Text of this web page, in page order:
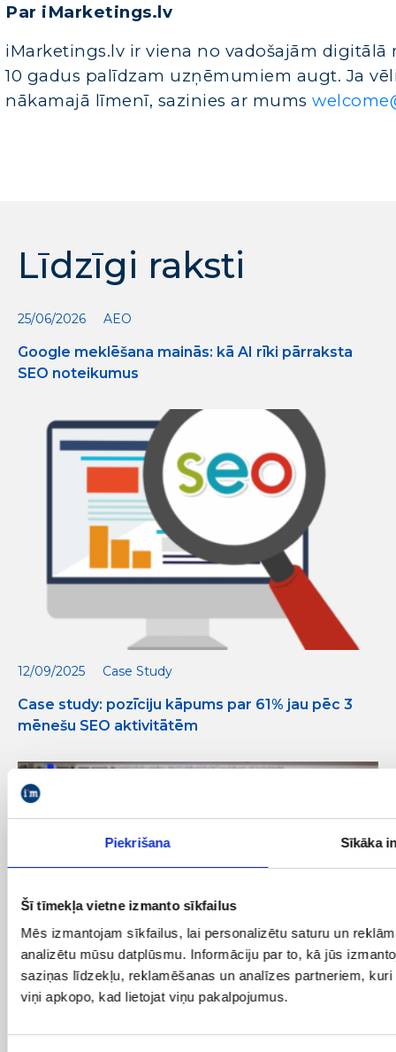
Piekrišana Sīkāka
Šī tīmekļa vietne izmanto sīkfailus
Mēs izmantojam sīkfailus, lai personalizētu saturu un
analizētu mūsu datplūsmu. Informāciju par to, kā jūs
saziņas līdzekļu, reklamēšanas un analīzes partneriem,
viņi apkopo, kad lietojat viņu pakalpojumus.
Par iMarketings.lv
iMarketings.lv ir viena no vadošajām
10 gadus palīdzam uzņēmumiem augt. Ja
nākamajā līmenī, sazinies ar mums
Līdzīgi raksti
25/06/2026 AEO
Google meklēšana mainās: kā AI rīki pārraksta
SEO noteikumus
12/09/2025 Case Study
Case study: pozīciju kāpums par 61% jau pēc 3
mēnešu SEO aktivitātēm